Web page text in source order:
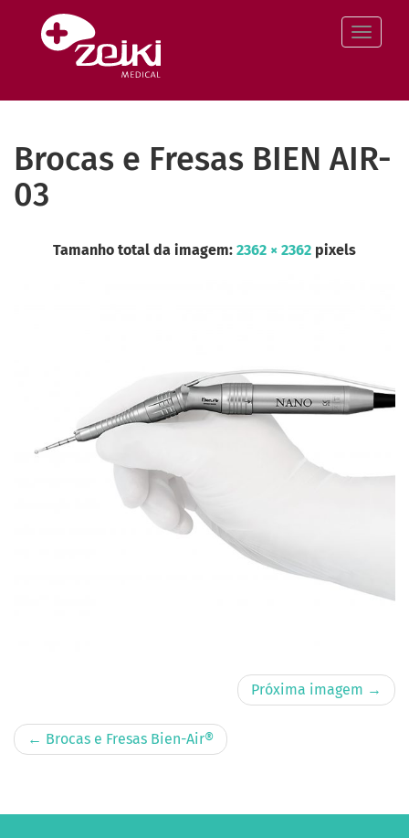
conteúdo
Brocas e Fresas BIEN AIR-
03
Tamanho total da imagem: 2362 × 2362 pixels
Próxima imagem →
← Brocas e Fresas Bien-Air®